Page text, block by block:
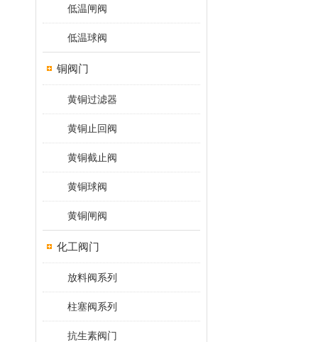
低温闸阀
低温球阀
铜阀门
黄铜过滤器
黄铜止回阀
黄铜截止阀
黄铜球阀
黄铜闸阀
化工阀门
放料阀系列
柱塞阀系列
抗生素阀门